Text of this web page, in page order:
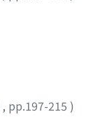
, pp.197-215 )